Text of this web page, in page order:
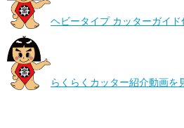
ヘビータイプ カッターガイ
らくらくカッター紹介動画を